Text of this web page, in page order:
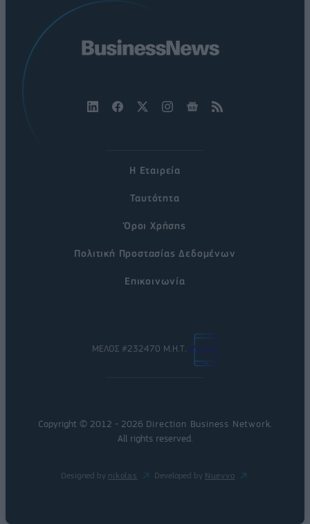
Η Εταιρεία
Ταυτότητα
Όροι Χρήσης
Πολιτική Προστασίας Δεδομένων
Επικοινωνία
ΜΕΛΟΣ #232470 Μ.Η.Τ.
Copyright © 2012 - 2026 Direction Business Network
All rights reserved.
Designed by nikolas Developed by Nuevvo